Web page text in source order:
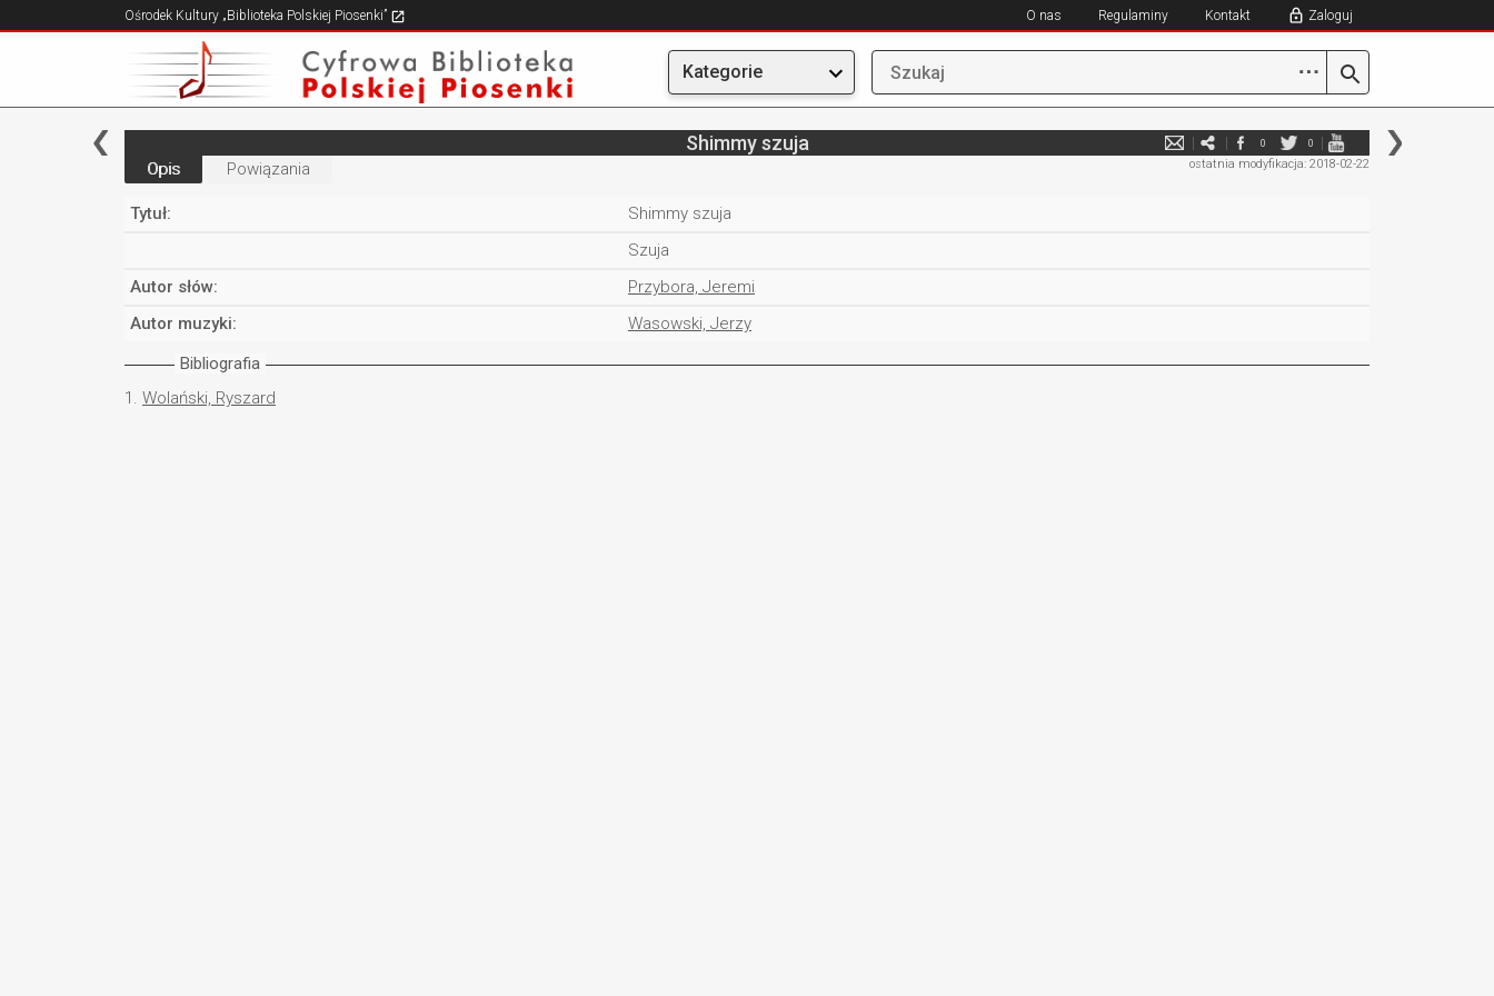
Ośrodek Kultury „Biblioteka Polskiej Piosenki” O nas Regulaminy Kontakt Zaloguj
Kategorie ⋯
Shimmy szuja 0 0
ostatnia modyfikacja: 2018-02-22
Opis Powiązania
Tytuł:
Shimmy szuja
Szuja
Autor słów:
Przybora, Jeremi
Autor muzyki:
Wasowski, Jerzy
Bibliografia
1. Wolański, Ryszard